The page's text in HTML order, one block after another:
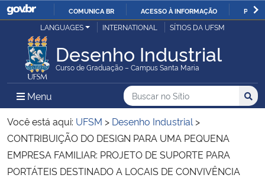
IR
O
COMUNICA BR ACESSO À INFORMAÇÃO
Ministério da Justiça e Segurança Pública
Ministério da Defesa
Ministério das Relações Exteriores
Ministério da Economia
LANGUAGES INTERNATIONAL SÍTIOS DA UFSM
Desenho Industrial
Curso de Graduação – Campus Santa Maria
Menu Menu Principal do Sítio
Busca
Buscar no no Sítio
Busca:
Você está aqui: UFSM > Desenho Industrial >
CONTRIBUIÇÃO DO DESIGN PARA UMA PEQUENA
EMPRESA FAMILIAR: PROJETO DE SUPORTE PARA
PORTÁTEIS DESTINADO A LOCAIS DE CONVIVÊNCIA